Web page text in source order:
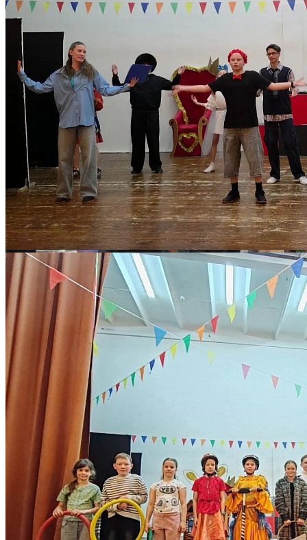
Количество просмотров: 62
Наши отряды ярко проявили себя на сцене,
продемонстрировав настоящий артистизм и командный дух. В
зале царила атмосфера поддержки и тепла, не смолкали
громкие аплодисменты. Благодаря этому конкурсу мы вновь
увидели талант ребят, а кто-то проявил себя на сцене впервые.
Было невероятно интересно наблюдать за воплощением идей!
Итоги конкурса: